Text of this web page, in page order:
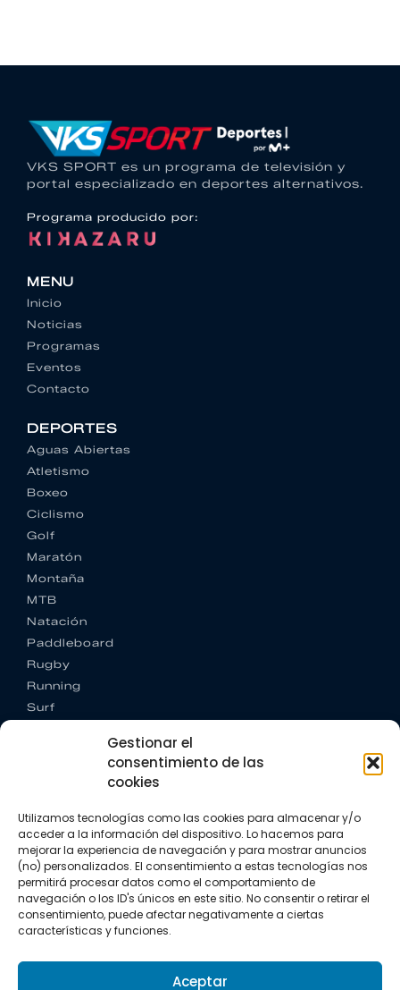
Gestionar el
consentimiento de las
cookies
Utilizamos tecnologías como las cookies para almacenar y/o
acceder a la información del dispositivo. Lo hacemos para
mejorar la experiencia de navegación y para mostrar anuncios
(no) personalizados. El consentimiento a estas tecnologías nos
permitirá procesar datos como el comportamiento de
navegación o los ID's únicos en este sitio. No consentir o retirar el
consentimiento, puede afectar negativamente a ciertas
características y funciones.
Aceptar
VKS SPORT es un programa de televisión y
portal especializado en deportes alternativos.
Programa producido por:
MENU
Inicio
Noticias
Programas
Eventos
Contacto
DEPORTES
Aguas Abiertas
Atletismo
Boxeo
Ciclismo
Golf
Maratón
Montaña
MTB
Natación
Paddleboard
Rugby
Running
Surf
CONTACTO
+34 662 342 177
info@vkssport.com
SÍGUENOS
Política de privacidad